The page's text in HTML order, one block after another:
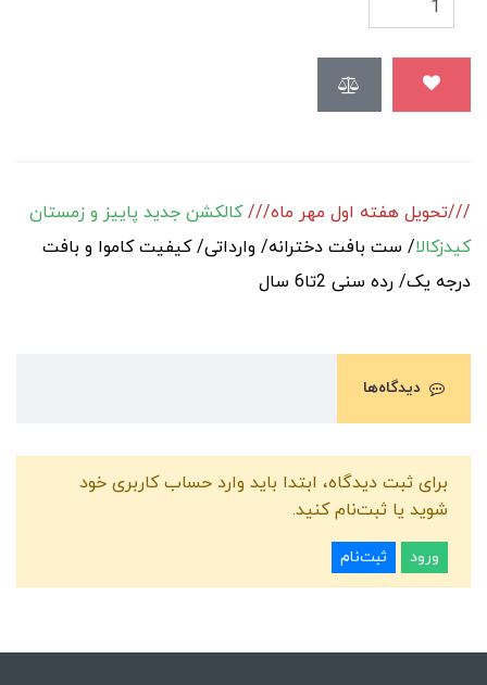
///تحويل هفته اول مهر ماه///کالکشن جدید پاییز و زمستان
کیدزکالا/ ست بافت دخترانه/ وارداتی/ کیفیت کاموا و بافت
درجه یک/ رده سنی 2تا6 سال
دیدگاه‌ها
برای ثبت دیدگاه، ابتدا باید وارد حساب کاربری خود
شوید یا ثبت‌نام کنید.
ورود ثبت‌نام